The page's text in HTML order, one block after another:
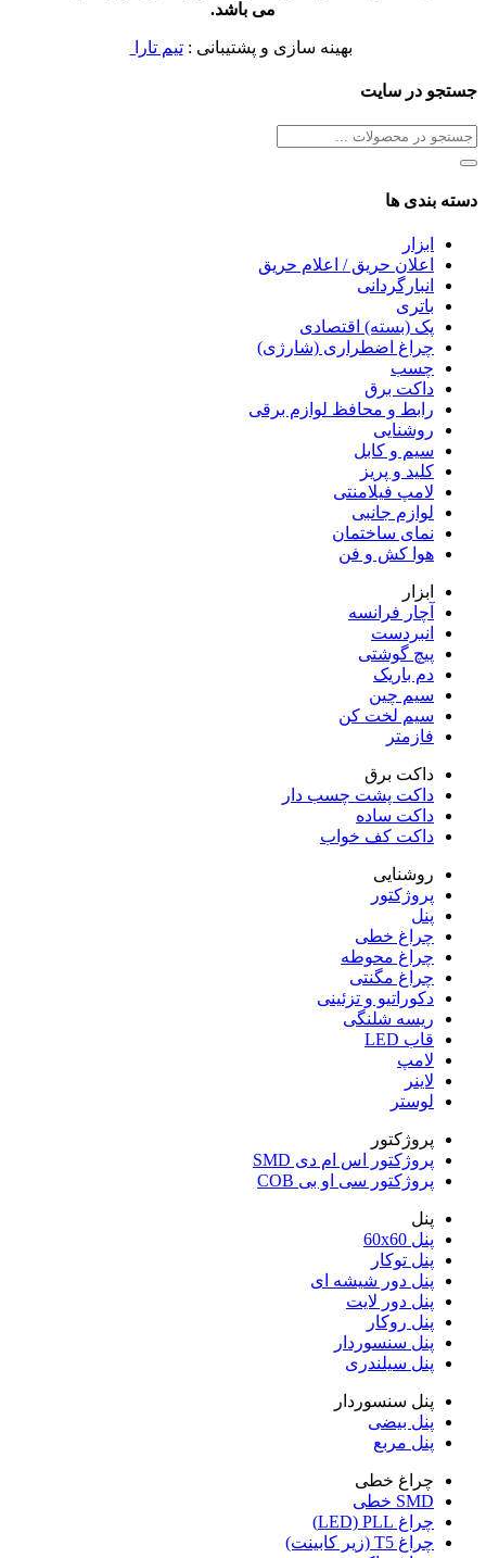
می باشد.
بهینه سازی و پشتیبانی :تیم تارا
جستجو در سایت
دسته بندی ها
ابزار
اعلان حریق / اعلام حریق
انبارگردانی
باتری
پک (بسته) اقتصادی
چراغ اضطراری (شارژی)
چسب
داکت برق
رابط و محافظ لوازم برقی
روشنایی
سیم و کابل
کلید و پریز
لامپ فیلامنتی
لوازم جانبی
نمای ساختمان
هوا کش و فن
ابزار
آچار فرانسه
انبردست
پیچ گوشتی
دم باریک
سیم چین
سیم لخت کن
فازمتر
داکت برق
داکت پشت چسب دار
داکت ساده
داکت کف خواب
روشنایی
پروژکتور
پنل
چراغ خطی
چراغ محوطه
چراغ مگنتی
دکوراتیو و تزئینی
ریسه شلنگی
قاب LED
لامپ
لاینر
لوستر
پروژکتور
پروژکتور اس ام دی SMD
پروژکتور سی او بی COB
پنل
پنل 60x60
پنل توکار
پنل دور شیشه ای
پنل دور لایت
پنل روکار
پنل سنسوردار
پنل سیلندری
پنل سنسوردار
پنل بیضی
پنل مربع
چراغ خطی
SMD خطی
چراغ LED) PLL)
چراغ T5 (زیر کابینت)